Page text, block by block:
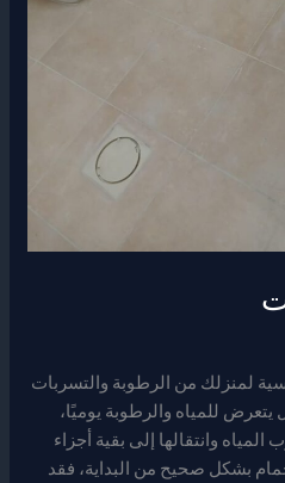
لمنزلك من الرطوبة والتسربات
للمياه والرطوبة يوميًا،
وانتقالها إلى بقية أجزاء
بشكل صحيح من البداية، فقد